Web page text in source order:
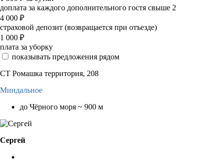
доплата за каждого дополнительного гостя свыше 2
4 000 ₽
страховой депозит (возвращается при отъезде)
1 000 ₽
плата за уборку
показывать предложения рядом
СТ Ромашка территория, 208
Миндальное
до Чёрного моря ~ 900 м
Сергей